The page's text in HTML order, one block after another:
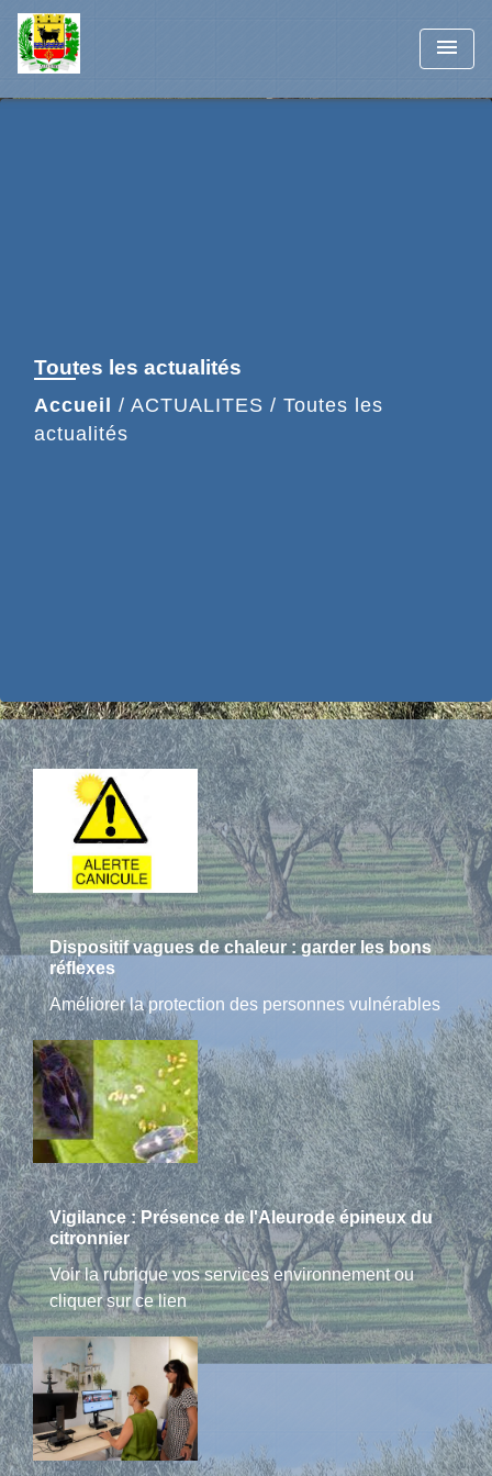
menu
Toutes les actualités
Accueil / ACTUALITES / Toutes les
actualités
Dispositif vagues de chaleur : garder les bons
réflexes
Améliorer la protection des personnes vulnérables
Vigilance : Présence de l'Aleurode épineux du
citronnier
Voir la rubrique vos services environnement ou
cliquer sur ce lien